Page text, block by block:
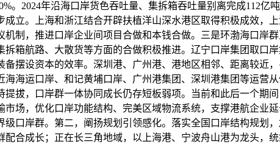
。2024年沿海口岸货色吞吐量、集拆箱吞吐量别离完成112亿
立。上海和浙江结合开辟扶植洋山深水港区取得积极成效，
制，推进口岸企业间项目合做和本钱合做。三是环渤海口岸
箱航路、大散货等方面的合做积极推进。辽宁口岸集团取口
摆设资本的效率。深圳港、广州港、港地区相邻、距离较近
海运口岸、和记黄埔口岸、广州港集团、深圳港集团等运营
拔，口岸群一体协同成长仍存短板弱项。当前和此后一个期
场，优化口岸功能结构、完美区域物流系统，支撑港航企业
口岸群。第二，阐扬规划引领感化。落实全国口岸结构规划
合成长；正在长三角地域，以上海港、宁波舟山港为龙头，